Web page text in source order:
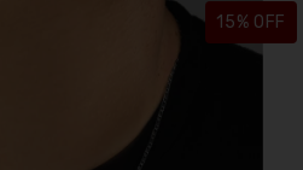
15% OFF